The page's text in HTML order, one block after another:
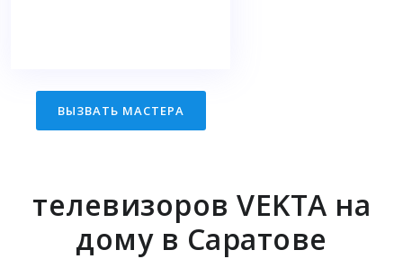
ВЫЗВАТЬ МАСТЕРА
телевизоров VEKTA на
дому в Саратове